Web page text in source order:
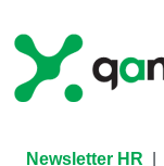
content
Newsletter HR